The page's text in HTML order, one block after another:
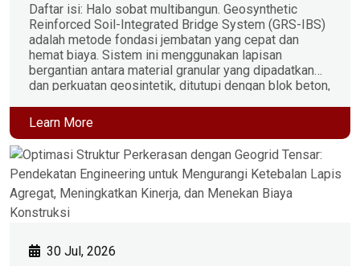
Daftar isi: Halo sobat multibangun. Geosynthetic
Reinforced Soil-Integrated Bridge System (GRS-IBS)
adalah metode fondasi jembatan yang cepat dan
hemat biaya. Sistem ini menggunakan lapisan
bergantian antara material granular yang dipadatkan
dan perkuatan geosintetik, ditutupi dengan blok beton,
langsung tanpa pengecoran beton atau fondasi tiang
pancang dalam. Apa Itu Sistem Jembatan […]
Learn More
30 Jul, 2026